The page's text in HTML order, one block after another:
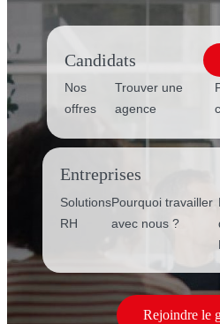
Candidats
Nos
offres
Trouver une
agence
Entreprises
Solutions
RH
Pourquoi travailler
avec nous ?
Rejoindre le